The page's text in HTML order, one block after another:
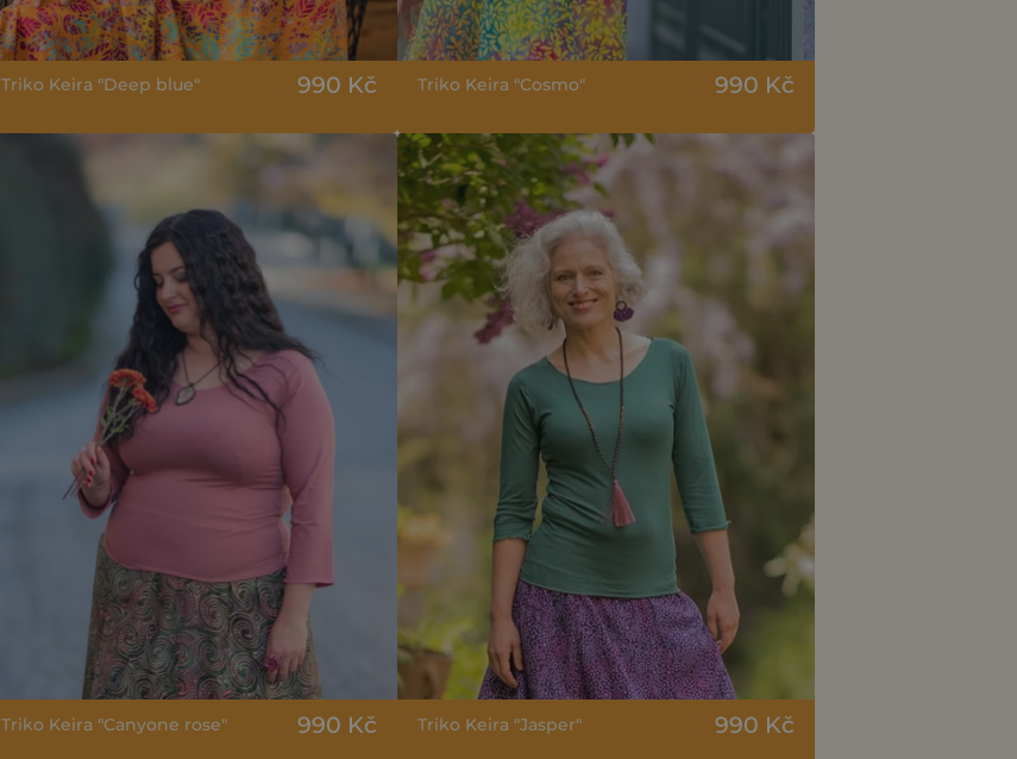
Triko Keira "Deep blue" 990 Kč Triko Keira "Cosmo" 990 Kč
Triko Keira "Canyone rose" 990 Kč Triko Keira "Jasper" 990 Kč